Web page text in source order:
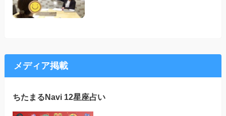
メディア掲載
ちたまるNavi 12星座占い